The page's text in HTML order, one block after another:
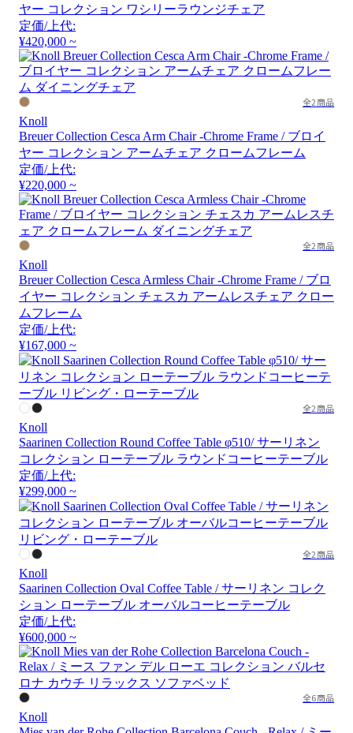
ヤー コレクション ワシリーラウンジチェア
定価/上代:
¥420,000 ~
全2商品
Knoll
Breuer Collection Cesca Arm Chair -Chrome Frame / ブロイ
ヤー コレクション アームチェア クロームフレーム
定価/上代:
¥220,000 ~
全2商品
Knoll
Breuer Collection Cesca Armless Chair -Chrome Frame / ブロ
イヤー コレクション チェスカ アームレスチェア クロー
ムフレーム
定価/上代:
¥167,000 ~
全2商品
Knoll
Saarinen Collection Round Coffee Table φ510/ サーリネン
コレクション ローテーブル ラウンドコーヒーテーブル
定価/上代:
¥299,000 ~
全2商品
Knoll
Saarinen Collection Oval Coffee Table / サーリネン コレク
ション ローテーブル オーバルコーヒーテーブル
定価/上代:
¥600,000 ~
全6商品
Knoll